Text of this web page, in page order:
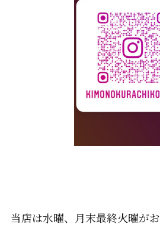
当店は水曜、月末最終火曜がお